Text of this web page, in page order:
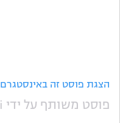
הצגת פוסט זה באינסטגרם
פוסט משותף על ידי ‏‎Brianna Capozzi‎‏ (@‏‎briannalcapozzi‎‏)